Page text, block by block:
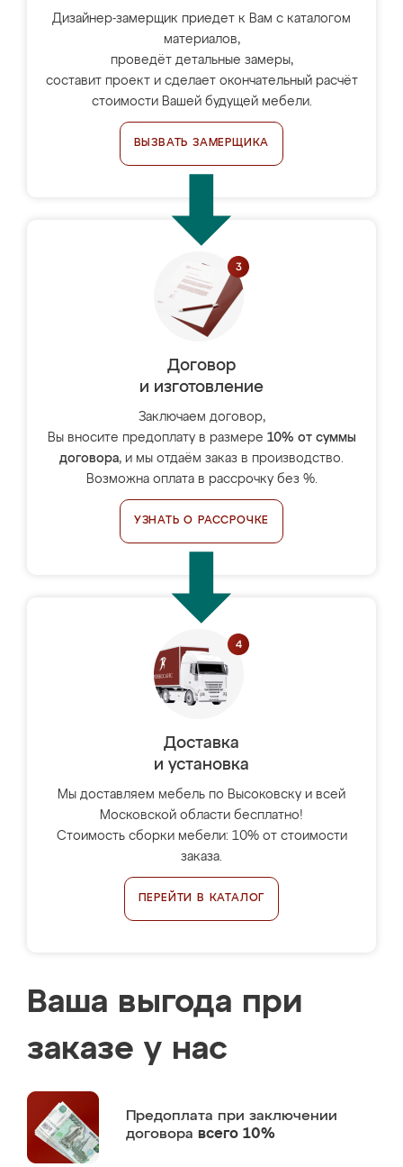
Дизайнер-замерщик приедет к Вам с каталогом
материалов,
проведёт детальные замеры,
составит проект и сделает окончательный расчёт
стоимости Вашей будущей мебели.
ВЫЗВАТЬ ЗАМЕРЩИКА
Договор
и изготовление
Заключаем договор,
Вы вносите предоплату в размере 10% от суммы
договора, и мы отдаём заказ в производство.
Возможна оплата в рассрочку без %.
УЗНАТЬ О РАССРОЧКЕ
Доставка
и установка
Мы доставляем мебель по Высоковску и всей
Московской области бесплатно!
Стоимость сборки мебели: 10% от стоимости
заказа.
ПЕРЕЙТИ В КАТАЛОГ
Ваша выгода при
заказе у нас
Предоплата при заключении
договора всего 10%